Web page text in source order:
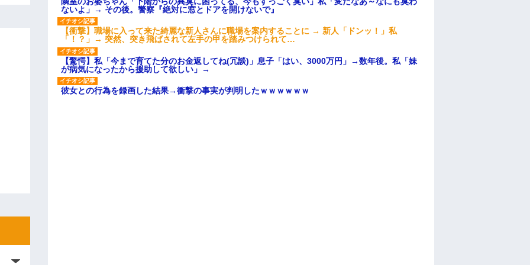
ないよ」→ その後。警察『絶対に窓とドアを開けないで』
【衝撃】職場に入って来た綺麗な新人さんに職場を案内することに → 新人「ドンッ！」私
「！？」→ 突然、突き飛ばされて左手の甲を踏みつけられて…
【驚愕】私「今まで育てた分のお金返してね(冗談)」息子「はい、3000万円」→数年後。私「妹
が病気になったから援助して欲しい」→
彼女との行為を録画した結果→衝撃の事実が判明したｗｗｗｗｗｗ